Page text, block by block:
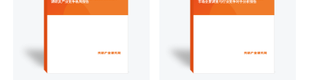
调研及产业竞争格局报告
市场全景调查与行业竞争对手分析报告